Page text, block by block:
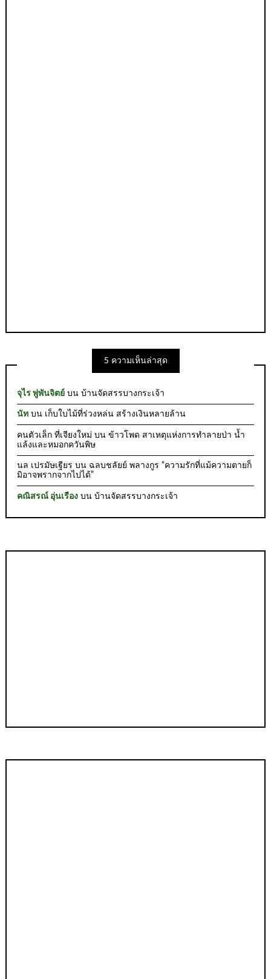
5 ความเห็นล่าสุด
จุไร พู่พันจิตย์ บนบ้านจัดสรรบางกระเจ้า
นัท บน เก็บใบไม้ที่ร่วงหล่น สร้างเงินหลายล้าน
คนตัวเล็ก ที่เจียงใหม่ บนข้าวโพด สาเหตุแห่งการทำลายป่า น้ำ
แล้งและหมอกควันพิษ
นล เปรมัษเฐียร บน ฉลบชลัยย์ พลางกูร “ความรักที่แม้ความตายก็
มิอาจพรากจากไปได้”
คณิสรณ์ อุ่นเรือง บนบ้านจัดสรรบางกระเจ้า